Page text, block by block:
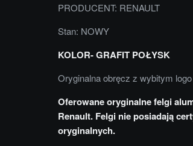
PRODUCENT: RENAULT
Stan: NOWY
KOLOR- GRAFIT POŁYSK
Oryginalna obręcz z wybitym
Oferowane oryginalne felgi
Renault. Felgi nie posiadają
oryginalnych.